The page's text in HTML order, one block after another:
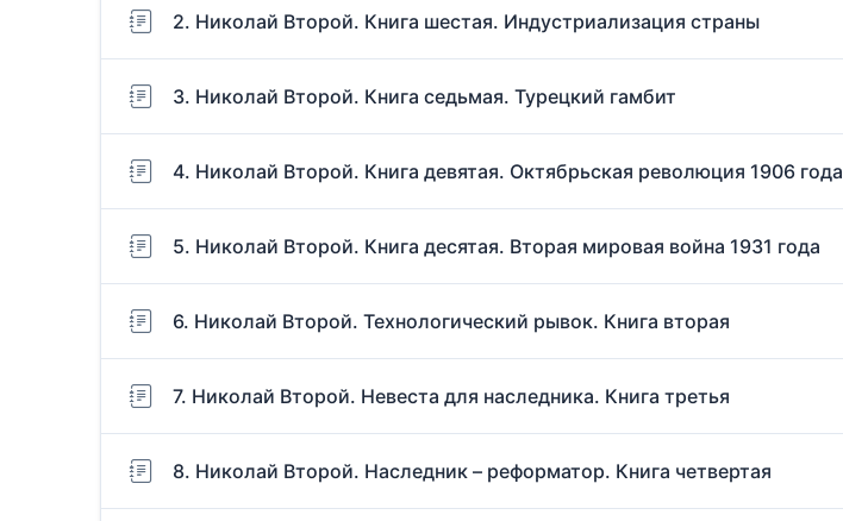
2. Николай Второй. Книга шестая. Индустриализация страны
3. Николай Второй. Книга седьмая. Турецкий гамбит
4. Николай Второй. Книга девятая. Октябрьская революция 1906 года
5. Николай Второй. Книга десятая. Вторая мировая война 1931 года
6. Николай Второй. Технологический рывок. Книга вторая
7. Николай Второй. Невеста для наследника. Книга третья
8. Николай Второй. Наследник – реформатор. Книга четвертая